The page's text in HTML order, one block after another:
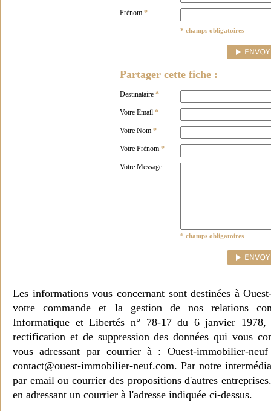
Prénom *
* champs obligatoires
Partager cette fiche :
Destinataire *
Votre Email *
Votre Nom *
Votre Prénom *
Votre Message
* champs obligatoires
Les informations vous concernant sont destinées à
votre commande et la gestion de nos relations
Informatique et Libertés n° 78-17 du 6 janvier 1978,
rectification et de suppression des données qui vous
vous adressant par courrier à : Ouest-immobilier-
contact@ouest-immobilier-neuf.com. Par notre
par email ou courrier des propositions d'autres
en adressant un courrier à l'adresse indiquée ci-dessus.